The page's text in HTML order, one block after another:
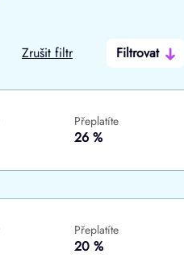
Zrušit filtr Filtrovat
Přeplatíte
26 %
Přeplatíte
20 %